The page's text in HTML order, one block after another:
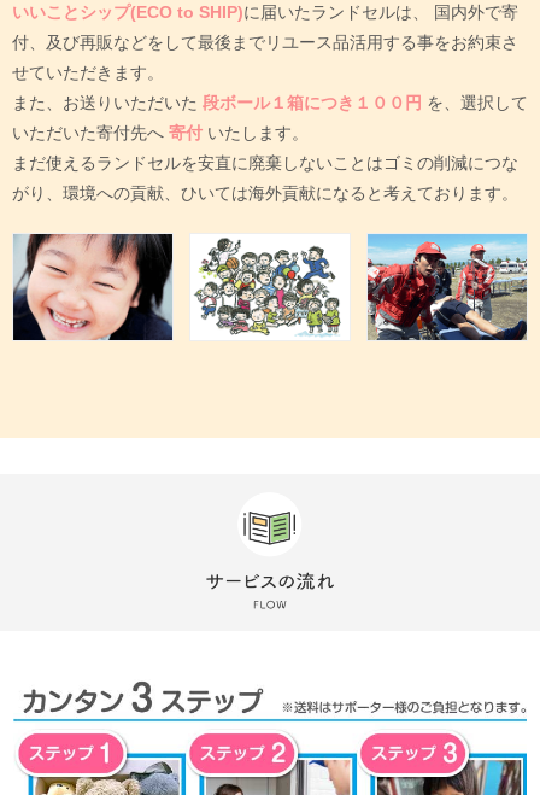
いいことシップ(ECO to SHIP)に届いたランドセルは、
国内外で寄
付、及び再販などをして最後までリユース品活用する事をお約束さ
せていただきます。
また、お送りいただいた 段ボール１箱につき１００円 を、選択して
いただいた寄付先へ 寄付 いたします。
まだ使えるランドセルを安直に廃棄しないことはゴミの削減につな
がり、環境への貢献、ひいては海外貢献になると考えております。